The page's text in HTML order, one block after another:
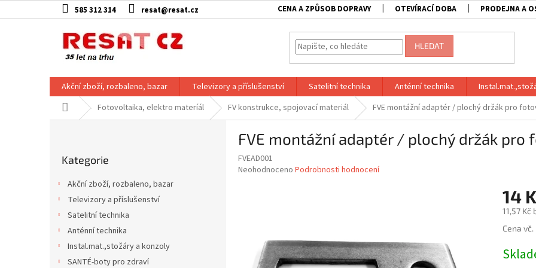
na
585 312 314 resat@resat.cz CENA A ZPŮSOB DOPRAVY OTEVÍRACÍ DOBA PRODEJNA A
HLEDAT
Akční zboží, rozbaleno, bazar Televizory a příslušenství Satelitní technika Anténní technika
Domů Fotovoltaika, elektro materíál FV konstrukce, spojovací materiál FVE montážní adaptér / plochý držák pro
kategorie
Kategorie
Akční zboží, rozbaleno, bazar
Televizory a příslušenství
Satelitní technika
Anténní technika
Instal.mat.,stožáry a konzoly
SANTÉ-boty pro zdraví
FVE montážní adaptér / plochý držák
FVEAD001
Průměrné
hvězdiček.
Neohodnoceno Podrobnosti hodnocení
14
11,57 Kč
Měrná
Cena